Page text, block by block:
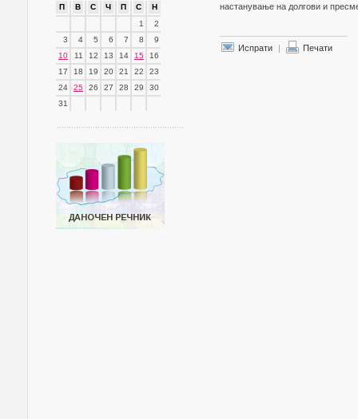
П В С Ч П С
Н
1
2
3
4 5 6 7 8
9
10
11 12 13 14 15
16
17
18 19 20 21 22
23
24
25 26 27 28 29
30
31
настанување на долгови и
Испрати | Печати